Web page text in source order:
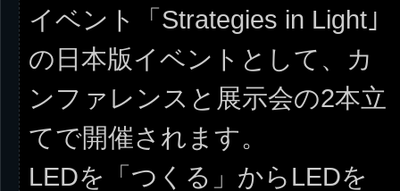
イベント「Strategies in Light｣
の日本版イベントとして、カ
ンファレンスと展示会の2本立
てで開催されます。
LEDを「つくる」からLEDを